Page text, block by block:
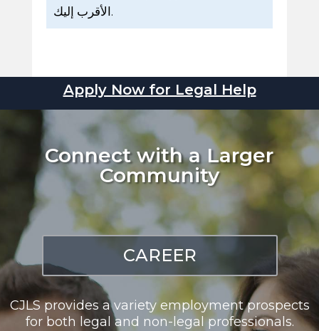
الأقرب إليك.
Apply Now for Legal Help
Connect with a Larger
Community
CAREER
CJLS provides a variety employment prospects
for both legal and non-legal professionals.